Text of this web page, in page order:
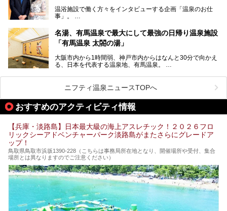
湯です。そのお湯をリーズナブルに体験できる健康ランドや
スーパー銭湯があったら……。今回はそんな希望に沿う施設
きます！
温浴施設で働く方々をインタビューする企画「温泉のお仕
事」。
ング西日本1位、2年連続「ベストオブ宿泊賞」に輝いた
「神戸みなと温泉 蓮」の魅力に迫りました！
名湯、有馬温泉で最大にして最強の日帰り温泉施設
「有馬温泉 太閤の湯」
大阪市内から1時間弱、神戸市内からはなんと30分で向かえ
る、日本を代表する温泉地、有馬温泉。
有名な「金泉」と「銀泉」に加え、人工のの炭酸泉まで楽し
める、ある意味「最強」ともいえる施設です。
今回は自慢のお湯をメインにその魅力の数々を紹介します！
ニフティ温泉ニュースTOPへ
おすすめのアクティビティ情報
【兵庫・淡路島】日本最大級の海上アスレチック！２０２６フロ
リックシーアドベンチャーパーク淡路島がまたさらにグレードア
ップ！
鳥取県鳥取市浜坂1390‐228（こちらは事務局所在地となり、開催場所や受付、集合
場所とは異なりますのでご注意ください）